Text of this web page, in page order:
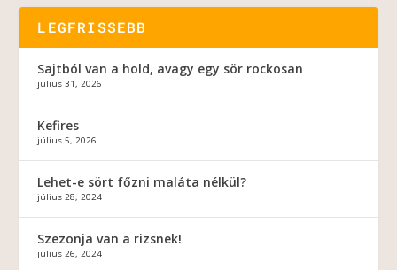
LEGFRISSEBB
Sajtból van a hold, avagy egy sör rockosan
július 31, 2026
Kefires
július 5, 2026
Lehet-e sört főzni maláta nélkül?
július 28, 2024
Szezonja van a rizsnek!
július 26, 2024